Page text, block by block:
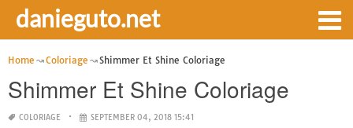
danieguto.net
Home Coloriage Shimmer Et Shine Coloriage
Shimmer Et Shine Coloriage
COLORIAGE SEPTEMBER 04, 2018 15:41